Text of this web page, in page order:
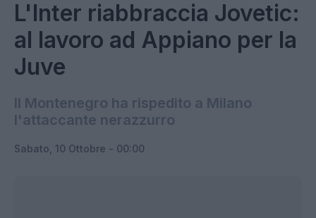
L'Inter riabbraccia Jovetic:
al lavoro ad Appiano per la
Juve
Il Montenegro ha rispedito a Milano
l'attaccante nerazzurro
Sabato, 10 Ottobre - 00:00